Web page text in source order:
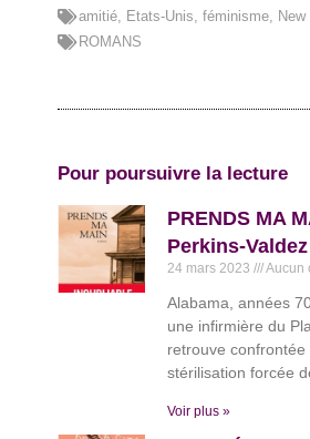
amitié, Etats-Unis,féminisme, New
ROMANS
Pour poursuivre la lecture
PRENDS MA
Perkins-Valdez
24 mars 2023 Aucun
Alabama, années
une infirmière du
retrouve
stérilisation forcée
Voir plus »